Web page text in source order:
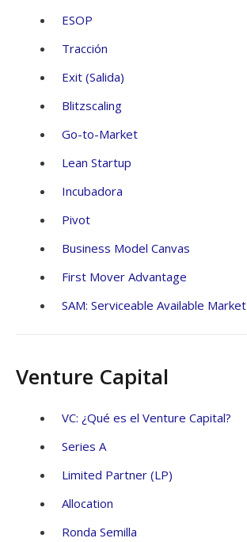
ESOP
Tracción
Exit (Salida)
Blitzscaling
Go-to-Market
Lean Startup
Incubadora
Pivot
Business Model Canvas
First Mover Advantage
SAM: Serviceable Available Market
Venture Capital
VC: ¿Qué es el Venture Capital?
Series A
Limited Partner (LP)
Allocation
Ronda Semilla